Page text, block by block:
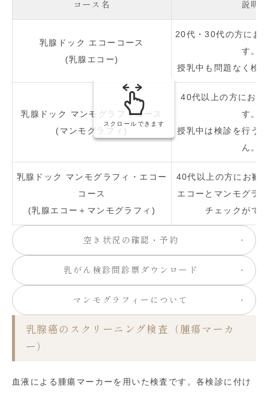
コース名 説明
乳腺ドック エコーコース
(乳腺エコー)
20代・30代の方にお
す。
授乳中も問題なく検
乳腺ドック マンモグラフィコース
(マンモグラフィ)
40代以上の方にお
す。
授乳中は検診を行う
ん。
乳腺ドック マンモグラフィ・エコー
コース
(乳腺エコー＋マンモグラフィ)
40代以上の方にお勧
エコーとマンモグラ
チェックがで
スクロールできます
空き状況の確認・予約
乳がん検診問診票ダウンロード
マンモグラフィーについて
乳腺癌のスクリーニング検査（腫瘍マーカ
ー）
血液による腫瘍マーカーを用いた検査です。各検診に付け